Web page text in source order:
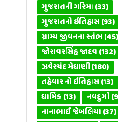
ગુજરાતની ગરિમા(33)
ગુજરાતનો ઇતિહાસ(93)
ગ્રામ્ય જીવનના સ્તંભ(45)
જોરાવરસિંહ જાદવ(132)
ઝવેરચંદ મેઘાણી(180)
તહેવાર નો ઇતિહાસ(13)
ધાર્મિક(13) નવદુર્ગા
નાનાભાઈ જેબલિયા(37)